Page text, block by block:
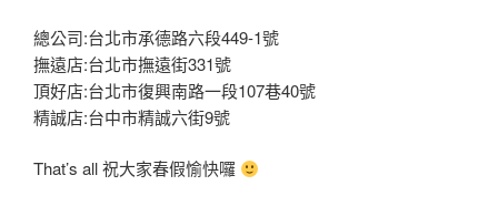
總公司:台北市承德路六段449-1號
撫遠店:台北市撫遠街331號
頂好店:台北市復興南路一段107巷40號
精誠店:台中市精誠六街9號
That’s all 祝大家春假愉快囉